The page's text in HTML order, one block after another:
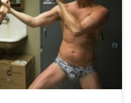
Opening Night de John
en la forma. Al igual que
acerca de la profesión